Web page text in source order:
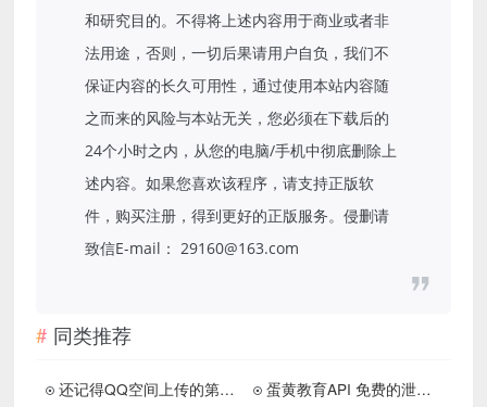
和研究目的。不得将上述内容用于商业或者非
法用途，否则，一切后果请用户自负，我们不
保证内容的长久可用性，通过使用本站内容随
之而来的风险与本站无关，您必须在下载后的
24个小时之内，从您的电脑/手机中彻底删除上
述内容。如果您喜欢该程序，请支持正版软
件，购买注册，得到更好的正版服务。侵删请
致信E-mail： 29160@163.com
同类推荐
还记得QQ空间上传的第一张照片吗？
蛋黄教育API 免费的泄露信息查询网站